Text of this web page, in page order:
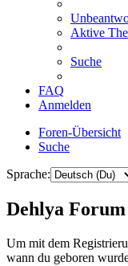
Aktive
Suche
FAQ
Anmelden
Foren-Übersicht
Suche
Sprache:
Dehlya
Um mit dem
wann du geboren